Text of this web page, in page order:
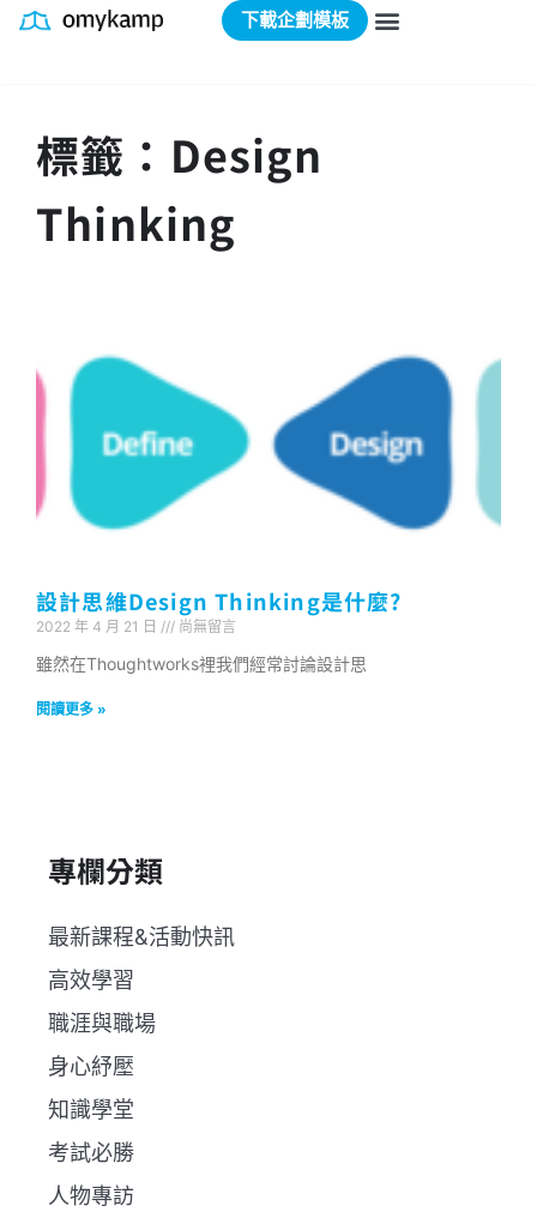
下載企劃模板
標籤：Design
Thinking
設計思維Design Thinking是什麼?
2022 年 4 月 21 日 尚無留言
雖然在Thoughtworks裡我們經常討論設計思
閱讀更多 »
專欄分類
最新課程&活動快訊
高效學習
職涯與職場
身心紓壓
知識學堂
考試必勝
人物專訪